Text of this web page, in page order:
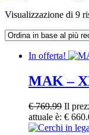
Visualizzazione di 9
In offerta!
MAK –
€769.99 Il
attuale è: €